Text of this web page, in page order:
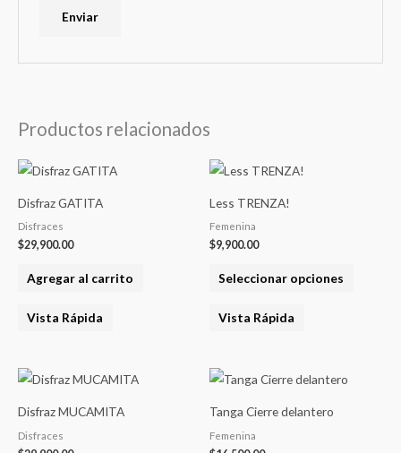
Productos relacionados
Disfraz GATITA
Disfraces
$29,900.00
Agregar al carrito
Vista Rápida
Less TRENZA!
Femenina
$9,900.00
Seleccionar opciones
Vista Rápida
Disfraz MUCAMITA
Disfraces
Tanga Cierre delantero
Femenina